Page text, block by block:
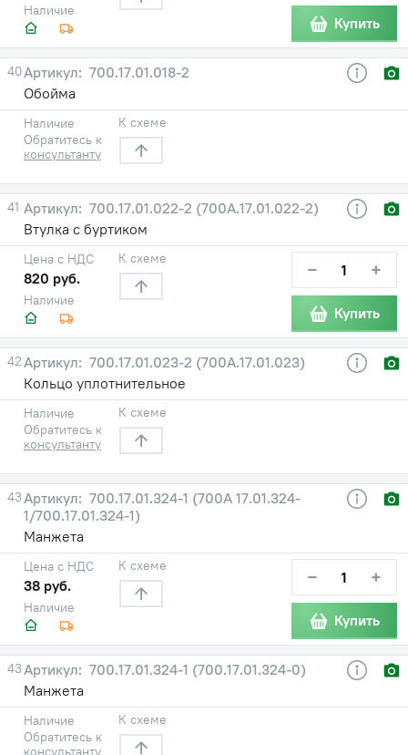
Наличие
Купить
40
700.17.01.018-2
Обойма
Наличие
Обратитесь к
консультанту
К схеме
41
700.17.01.022-2 (700А.17.01.022-2)
Втулка с буртиком
Наличие
Цена с НДС
820 руб.
К схеме − +
Купить
42
700.17.01.023-2 (700А.17.01.023)
Кольцо уплотнительное
Наличие
Обратитесь к
консультанту
К схеме
43
700.17.01.324-1 (700А 17.01.324-
1/700.17.01.324-1)
Манжета
Наличие
Цена с НДС
38 руб.
К схеме − +
Купить
43
700.17.01.324-1 (700.17.01.324-0)
Манжета
Наличие
Обратитесь к
консультанту
К схеме